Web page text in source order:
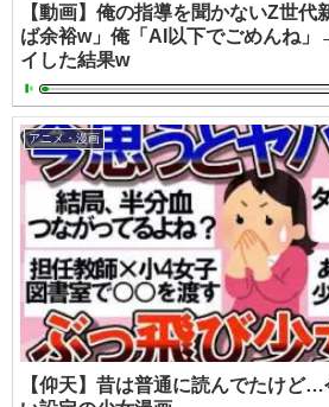
【動画】俺の指導を聞かないZ世
ば余裕w」俺「AI以下でごめんね
イした結果w
アニメ・漫画
【仰天】昔は普通に読んでたけど